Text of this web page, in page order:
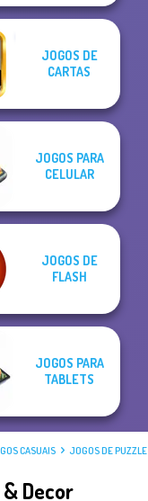
JOGOS DE
CARTAS
JOGOS PARA
CELULAR
JOGOS DE
FLASH
JOGOS PARA
TABLETS
CASUAIS JOGOS DE PUZZLE
Decor